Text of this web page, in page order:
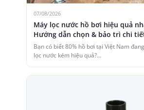
07/08/2026
Máy lọc nước hồ bơi hiệu quả
Hướng dẫn chọn & bảo trì chi
Bạn có biết 80% hồ bơi tại Việt Nam
lọc nước kém hiệu quả?…